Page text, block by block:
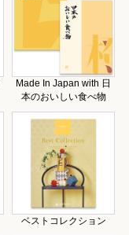
Made In Japan with 日
本のおいしい食べ物
ベストコレクション